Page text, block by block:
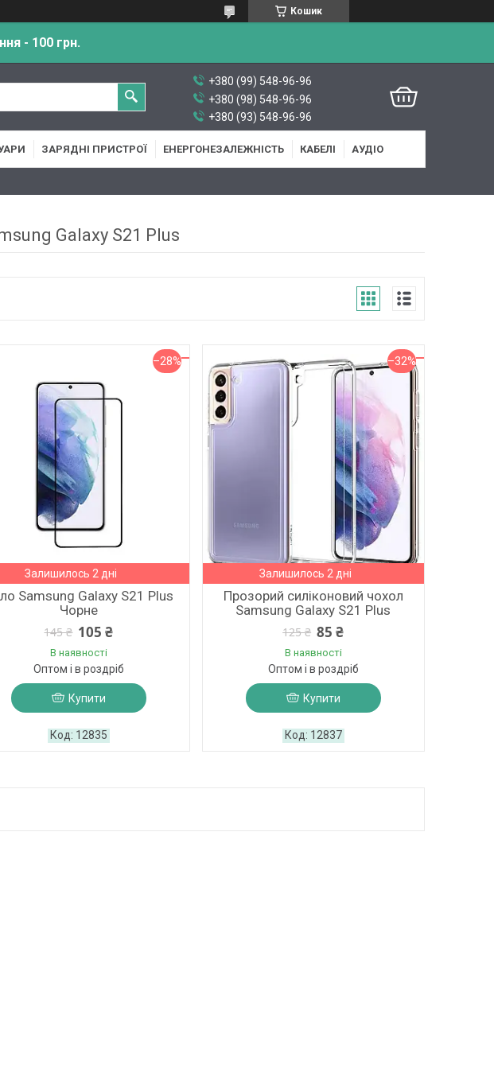
Кошик
- 100 грн.
+380 (99) 548-96-96
+380 (98) 548-96-96
+380 (93) 548-96-96
ЗАРЯДНІ ПРИСТРОЇ ЕНЕРГОНЕЗАЛЕЖНІСТЬ КАБЕЛІ АУДІО
Galaxy S21 Plus
–28%
Залишилось 2 дні
Samsung Galaxy S21 Plus
Чорне
145 ₴ 105 ₴
В наявності
Оптом і в роздріб
Купити
12835
–32%
Залишилось 2 дні
Прозорий силіконовий чохол
Samsung Galaxy S21 Plus
125 ₴ 85 ₴
В наявності
Оптом і в роздріб
Купити
12837